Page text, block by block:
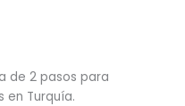
de 2 pasos para
en Turquía.